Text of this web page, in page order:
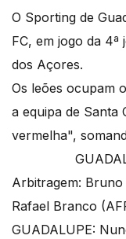
O Sporting de
FC, em jogo da
dos Açores.
Os leões ocupam
a equipa de Santa
vermelha",
Arbitragem:
Rafael Branco
GUADALUPE: